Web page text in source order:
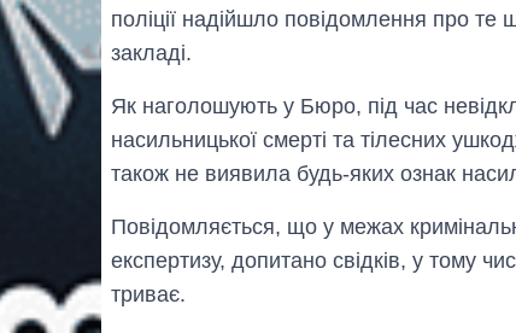
поліції надійшло повідомлення про
закладі.
Як наголошують у Бюро, під час
насильницької смерті та тілесних
також не виявила будь-яких ознак
Повідомляється, що у межах
експертизу, допитано свідків, у тому
триває.